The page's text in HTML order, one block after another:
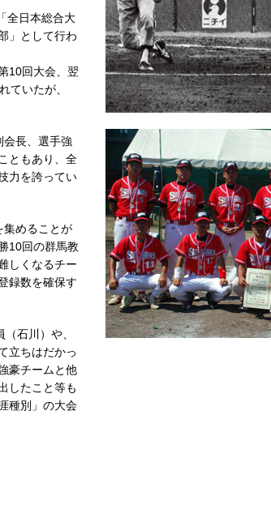
全日本総合大
」として行わ
10回大会、翌
ていたが、
長、選手強
ともあり、全
力を誇ってい
集めることが
10回の群馬教
しくなるチー
録数を確保す
石川）や、
立ちはだかっ
豪チームと他
したこと等も
種別」の大会